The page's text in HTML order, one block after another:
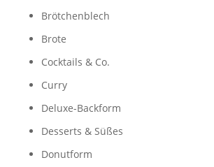
Brötchenblech
Brote
Cocktails & Co.
Curry
Deluxe-Backform
Desserts & Süßes
Donutform